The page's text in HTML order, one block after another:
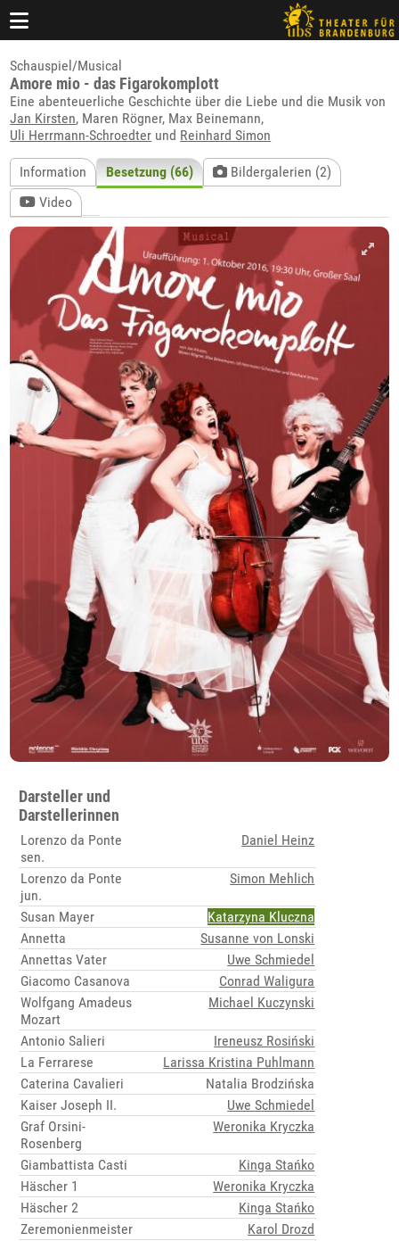
Schauspiel/Musical
Amore mio - das Figarokomplott
Eine abenteuerliche Geschichte über die Liebe und die Musik von
Jan Kirsten, Maren Rögner, Max Beinemann,
Uli Herrmann-Schroedter und Reinhard Simon
Information Besetzung (66)
Bildergalerien (2)
Video
Darsteller und
Darstellerinnen
Lorenzo da Ponte
sen.
Daniel Heinz
Lorenzo da Ponte
jun.
Simon Mehlich
Susan Mayer
Katarzyna Kluczna
Annetta
Susanne von Lonski
Annettas Vater
Uwe Schmiedel
Giacomo Casanova
Conrad Waligura
Wolfgang Amadeus
Mozart
Michael Kuczynski
Antonio Salieri
Ireneusz Rosiński
La Ferrarese
Larissa Kristina Puhlmann
Caterina Cavalieri
Natalia Brodzińska
Kaiser Joseph II.
Uwe Schmiedel
Graf Orsini-
Rosenberg
Weronika Kryczka
Giambattista Casti
Kinga Stańko
Häscher 1
Weronika Kryczka
Häscher 2
Kinga Stańko
Zeremonienmeister
Karol Drozd